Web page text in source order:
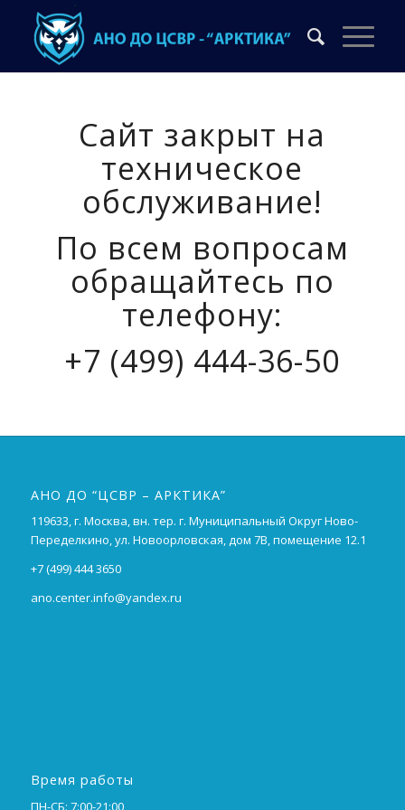
Сайт закрыт на
техническое
обслуживание!
По всем вопросам
обращайтесь по
телефону:
+7 (499) 444-36-50
АНО ДО “ЦСВР – АРКТИКА”
119633, г. Москва, вн. тер. г. Муниципальный Округ Ново-
Переделкино, ул. Новоорловская, дом 7В, помещение 12.1
+7 (499) 444 3650
ano.center.info@yandex.ru
Время работы
ПН-СБ: 7:00-21:00